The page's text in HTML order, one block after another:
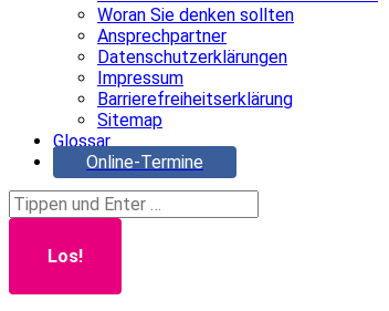
Woran Sie denken sollten
Ansprechpartner
Datenschutzerklärungen
Impressum
Barrierefreiheitserklärung
Sitemap
Glossar
Online-Termine
Search: